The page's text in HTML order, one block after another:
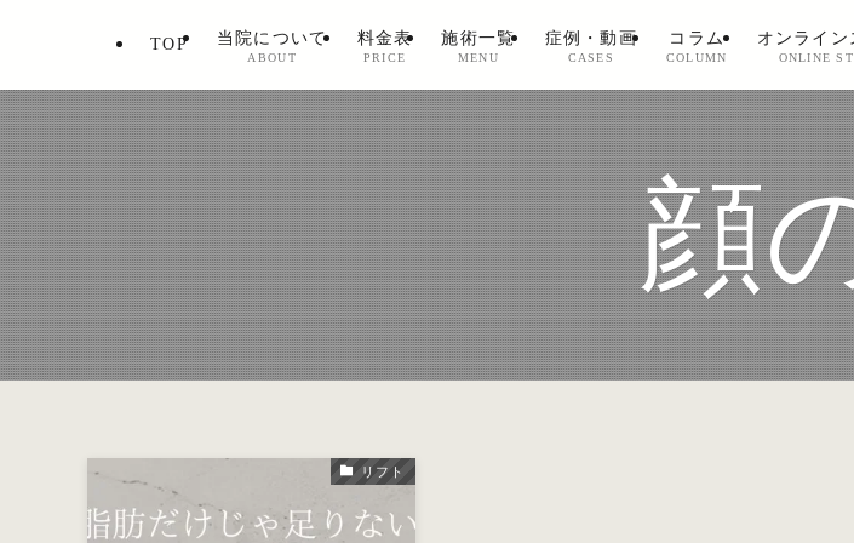
TOP 当院について
ABOUT
料金表
PRICE
施術一覧
MENU
症例・動画
CASES
コラム
COLUMN
オンライン
ONLINE
顔
リフト